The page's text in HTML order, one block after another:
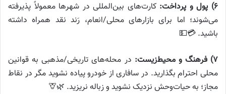
۶) پول و پرداخت:
کارت‌های بین‌المللی در شهرها معمولاً پذیرفته
می‌شوند؛ اما برای بازارهای محلی/انعام، رَند نقد همراه داشته
باشید. 💳💵
۷) فرهنگ و محیط‌زیست:
در محله‌های تاریخی/مذهبی به قوانین
محلی احترام بگذارید. در سافاری از خودرو پیاده نشوید مگر در نقاط
مجاز؛ به حیات‌وحش نزدیک نشوید و زباله نریزید. 🌿🦒